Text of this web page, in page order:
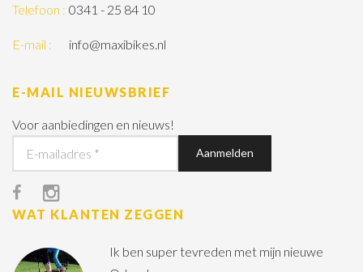
Telefoon : 0341 - 25 84 10
E-mail : info@maxibikes.nl
E-MAIL NIEUWSBRIEF
Voor aanbiedingen en nieuws!
WAT KLANTEN ZEGGEN
Ik ben super tevreden met mijn nieuwe